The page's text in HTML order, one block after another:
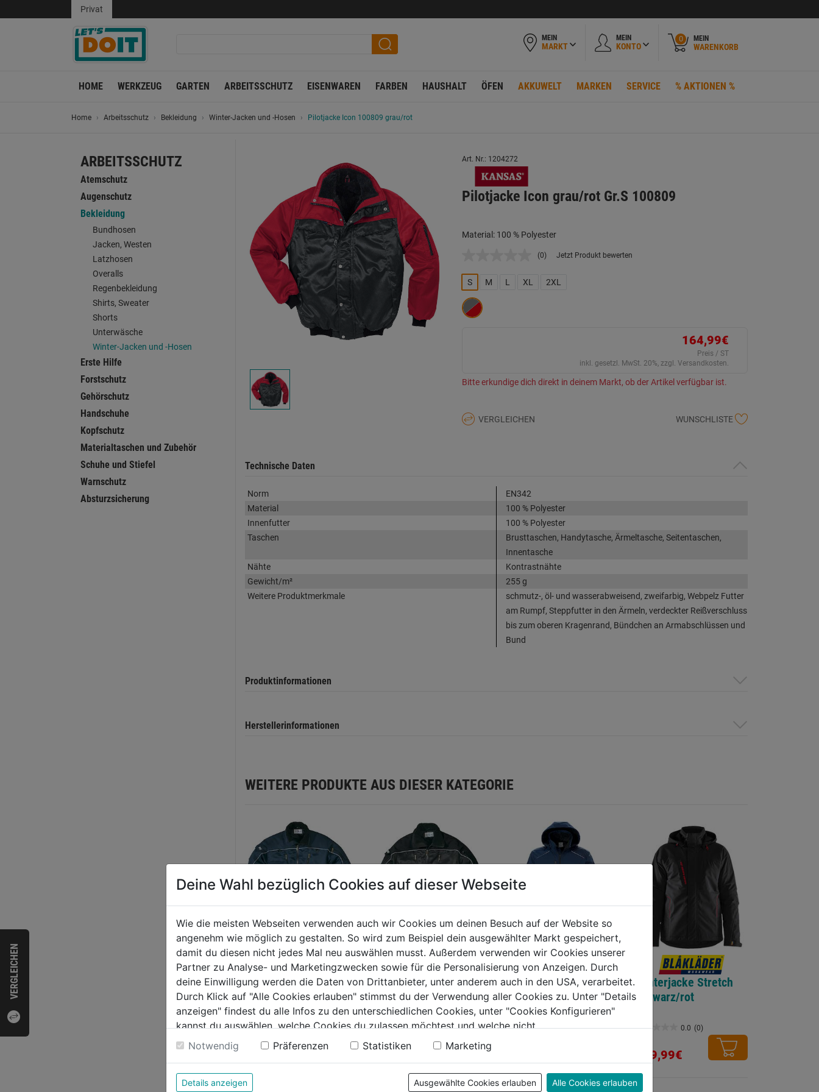
VERGLEICHEN
Privat
MEIN
MARKT
MEIN
KONTO
0 MEIN
WARENKORB
HOME WERKZEUG GARTEN ARBEITSSCHUTZ EISENWAREN FARBEN HAUSHALT ÖFEN AKKUWELT MARKEN SERVICE % AKTIONEN %
Home Arbeitsschutz Bekleidung Winter-Jacken und -Hosen Pilotjacke Icon 100809 grau/rot
ARBEITSSCHUTZ
Atemschutz
Augenschutz
Bekleidung
Bundhosen
Jacken, Westen
Latzhosen
Overalls
Regenbekleidung
Shirts, Sweater
Shorts
Unterwäsche
Winter-Jacken und -Hosen
Erste Hilfe
Forstschutz
Gehörschutz
Handschuhe
Kopfschutz
Materialtaschen und Zubehör
Schuhe und Stiefel
Warnschutz
Absturzsicherung
Art. Nr.: 1204272
Pilotjacke Icon grau/rot Gr.S 100809
Material: 100 % Polyester
Kein
Link
auf
(0) Jetzt Produkt bewerten
S M L XL 2XL
164,99€
Preis / ST
inkl. gesetzl. MwSt. 20%, zzgl. Versandkosten.
Bitte erkundige dich direkt in deinem Markt, ob der Artikel verfügbar ist.
VERGLEICHEN WUNSCHLISTE
Technische Daten
Norm
EN342
Material
100 % Polyester
Innenfutter
100 % Polyester
Taschen
Brusttaschen, Handytasche, Ärmeltasche, Seitentaschen,
Innentasche
Nähte
Kontrastnähte
Gewicht/m²
255 g
Weitere Produktmerkmale
schmutz-, öl- und wasserabweisend, zweifarbig, Webpelz Futter
am Rumpf, Steppfutter in den Ärmeln, verdeckter Reißverschluss
bis zum oberen Kragenrand, Bündchen an Armabschlüssen und
Bund
Produktinformationen
Herstellerinformationen
WEITERE PRODUKTE AUS DIESER KATEGORIE
Fliegerjacke 100498
dunkelblau
0.0 (0)
0.0
von
5
Sternen.
169,99€
Fliegerjacke 100498
schwarz
0.0 (0)
Sternen.
169,99€
Winter Softshelljacke
FUSION 4060
0.0
von
174,99€
Winterjacke Stretch
schwarz/rot
0.0 (0)
5
199,99€
Deine Wahl bezüglich Cookies auf dieser Webseite
Wie die meisten Webseiten verwenden auch wir Cookies um deinen Besuch auf der Website so
angenehm wie möglich zu gestalten. So wird zum Beispiel dein ausgewählter Markt gespeichert,
damit du diesen nicht jedes Mal neu auswählen musst. Außerdem verwenden wir Cookies unserer
Partner zu Analyse- und Marketingzwecken sowie für die Personalisierung von Anzeigen. Durch
deine Einwilligung werden die Daten von Drittanbieter, unter anderem auch in den USA, verarbeitet.
Durch Klick auf "Alle Cookies erlauben" stimmst du der Verwendung aller Cookies zu. Unter "Details
anzeigen" findest du alle Infos zu den unterschiedlichen Cookies, unter "Cookies Konfigurieren"
kannst du auswählen, welche Cookies du zulassen möchtest und welche nicht.
Weitere Informationen findest du in unserer Datenschutzerklärung
Notwendig Präferenzen Statistiken Marketing
Details anzeigen Ausgewählte Cookies erlauben Alle Cookies erlauben